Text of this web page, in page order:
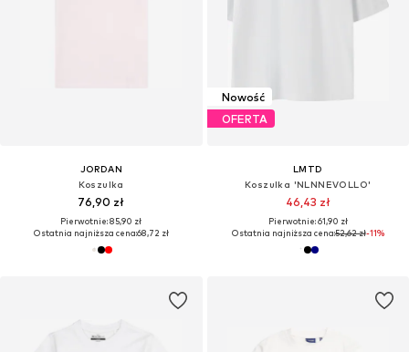
JORDAN
Koszulka
76,90 zł
Pierwotnie: 85,90 zł
Ostatnia najniższa cena:68,72 zł
Nowość
OFERTA
LMTD
Koszulka 'NLNNEVOLLO'
46,43 zł
Pierwotnie: 61,90 zł
Ostatnia najniższa cena:52,62 zł-11%